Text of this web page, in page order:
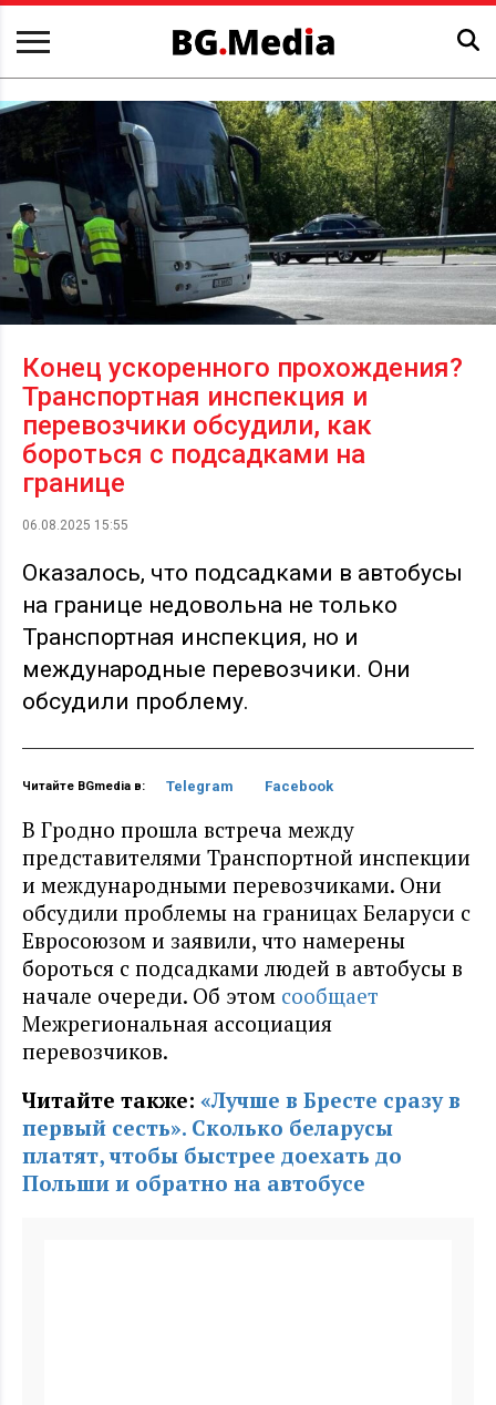
Конец ускоренного прохождения?
Транспортная инспекция и
перевозчики обсудили, как
бороться с подсадками на
границе
06.08.2025 15:55
Оказалось, что подсадками в автобусы
на границе недовольна не только
Транспортная инспекция, но и
международные перевозчики. Они
обсудили проблему.
Читайте BGmedia в: Telegram Facebook
В Гродно прошла встреча между
представителями Транспортной инспекции
и международными перевозчиками. Они
обсудили проблемы на границах Беларуси с
Евросоюзом и заявили, что намерены
бороться с подсадками людей в автобусы в
начале очереди. Об этом сообщает
Межрегиональная ассоциация
перевозчиков.
Читайте также: «Лучше в Бресте сразу в
первый сесть». Сколько беларусы
платят, чтобы быстрее доехать до
Польши и обратно на автобусе